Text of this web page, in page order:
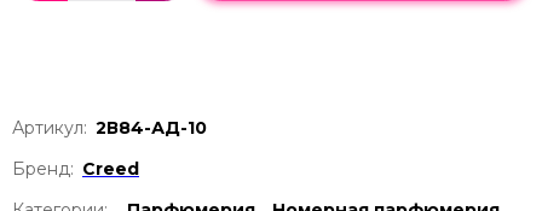
Артикул: 2В84-АД-10
Бренд: Creed